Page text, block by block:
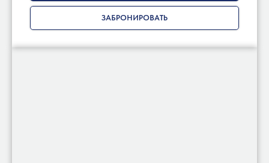
ЗАБРОНИРОВАТЬ